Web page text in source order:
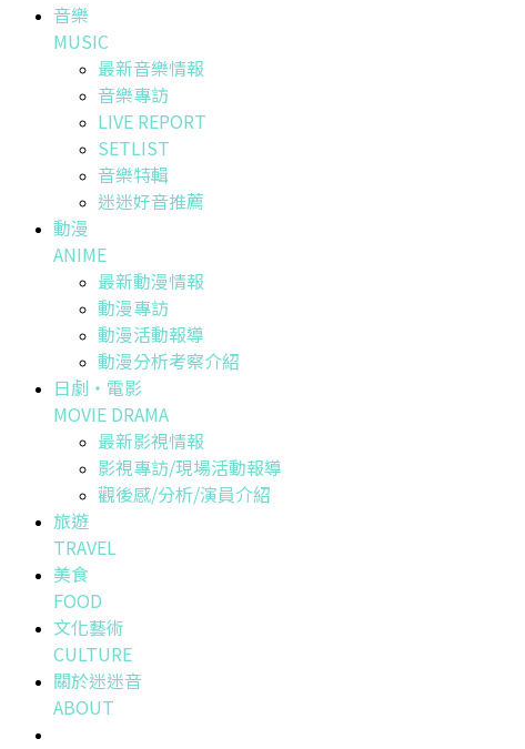
音樂
MUSIC
最新音樂情報
音樂專訪
LIVE REPORT
SETLIST
音樂特輯
迷迷好音推薦
動漫
ANIME
最新動漫情報
動漫專訪
動漫活動報導
動漫分析考察介紹
日劇・電影
MOVIE DRAMA
最新影視情報
影視專訪/現場活動報導
觀後感/分析/演員介紹
旅遊
TRAVEL
美食
FOOD
文化藝術
CULTURE
關於迷迷音
ABOUT